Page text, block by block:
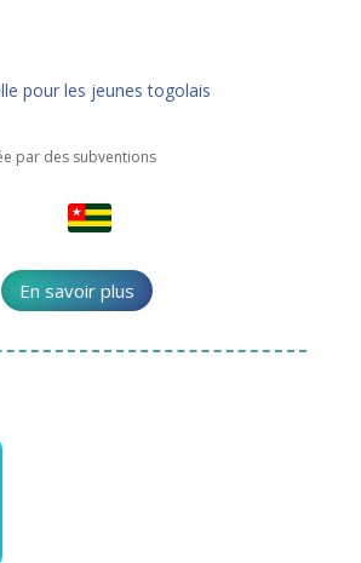
pour les jeunes togolais
par des subventions
En savoir plus